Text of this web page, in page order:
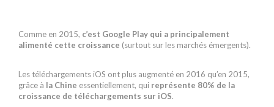
Comme en 2015, c’est Google Play qui a principalement
alimenté cette croissance (surtout sur les marchés émergents).
Les téléchargements iOS ont plus augmenté en 2016 qu’en 2015,
grâce à la Chine essentiellement, qui représente 80% de la
croissance de téléchargements sur iOS.